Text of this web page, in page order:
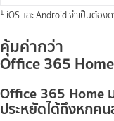
1 iOS และ Android จำเป็นต้อ
คุ้มค่ากว่า
Office 365Home
Office 365 Home
ประหยัดได้ถึงหกค